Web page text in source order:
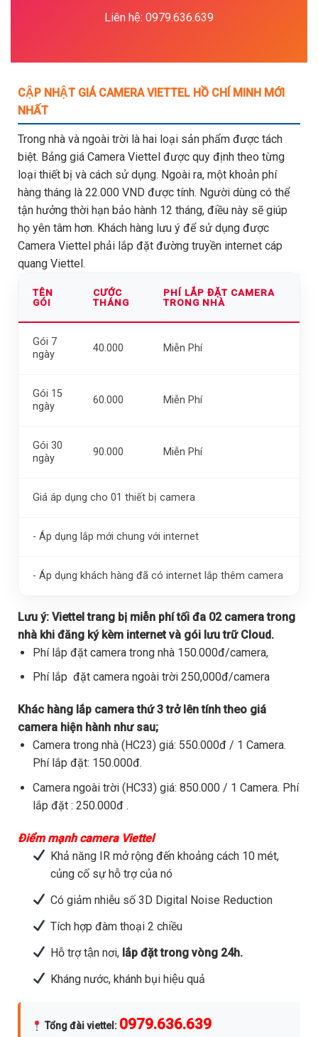
Liên hệ: 0979.636.639
CẬP NHẬT GIÁ CAMERA VIETTEL HỒ CHÍ MINH MỚI
NHẤT
Trong nhà và ngoài trời là hai loại sản phẩm được tách
biệt. Bảng giá Camera Viettel được quy định theo từng
loại thiết bị và cách sử dụng. Ngoài ra, một khoản phí
hàng tháng là 22.000 VND được tính. Người dùng có thể
tận hưởng thời hạn bảo hành 12 tháng, điều này sẽ giúp
họ yên tâm hơn. Khách hàng lưu ý để sử dụng được
Camera Viettel phải lắp đặt đường truyền internet cáp
quang Viettel.
TÊN
GÓI
CƯỚC
THÁNG
PHÍ LẮP ĐẶT CAMERA
TRONG NHÀ
Gói 7
ngày
40.000 Miễn Phí
Gói 15
ngày
60.000 Miễn Phí
Gói 30
ngày
90.000 Miễn Phí
Giá áp dụng cho 01 thiết bị camera
- Áp dụng lắp mới chung với internet
- Áp dụng khách hàng đã có internet lắp thêm camera
Lưu ý: Viettel trang bị miễn phí tối đa 02 camera trong
nhà khi đăng ký kèm internet và gói lưu trữ Cloud.
Phí lắp đặt camera trong nhà 150.000đ/camera,
Phí lắp đặt camera ngoài trời 250,000đ/camera
Khác hàng lắp camera thứ 3 trở lên tính theo giá
camera hiện hành như sau;
Camera trong nhà (HC23) giá: 550.000đ / 1 Camera.
Phí lắp đặt: 150.000đ.
Camera ngoài trời (HC33) giá: 850.000 / 1 Camera. Phí
lắp đặt : 250.000đ .
Điểm mạnh camera Viettel
Khả năng IR mở rộng đến khoảng cách 10 mét,
củng cố sự hỗ trợ của nó
Có giảm nhiễu số 3D Digital Noise Reduction
Tích hợp đàm thoại 2 chiều
Hỗ trợ tận nơi,lắp đặt trong vòng 24h.
Kháng nước, khánh bụi hiệu quả
Tổng đài viettel : 0979.636.639